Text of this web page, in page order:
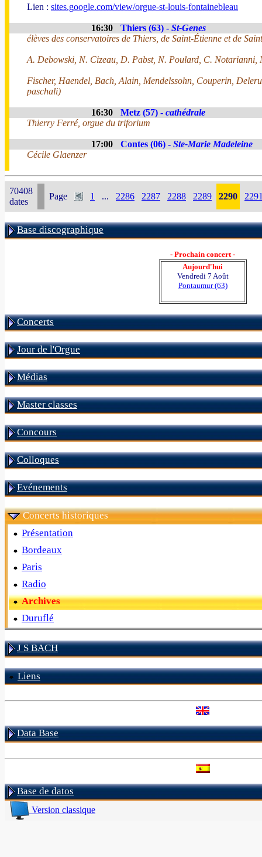
Lien : sites.google.com/view/orgue-st-louis-fontainebleau
16:30 Thiers (63) - St-Genes
élèves des conservatoires de Thiers, de Saint-Étienne et de
A. Debowski, N. Cizeau, D. Pabst, N. Poulard, C. Notarianni,
Fischer, Haendel, Bach, Alain, Mendelssohn, Couperin,
paschali)
16:30 Metz (57) - cathédrale
Thierry Ferré, orgue du triforium
17:00 Contes (06) - Ste-Marie Madeleine
Cécile Glaenzer
70408
dates
Page 1 ... 2286 2287 2288 2289 2290
Base discographique
- Prochain concert -
Aujourd'hui
Vendredi 7 Août
Pontaumur (63)
Concerts
Jour de l'Orgue
Médias
Master classes
Concours
Colloques
Evénements
Concerts historiques
Présentation
Bordeaux
Paris
Radio
Archives
Duruflé
J S BACH
Liens
Data Base
Base de datos
Version classique